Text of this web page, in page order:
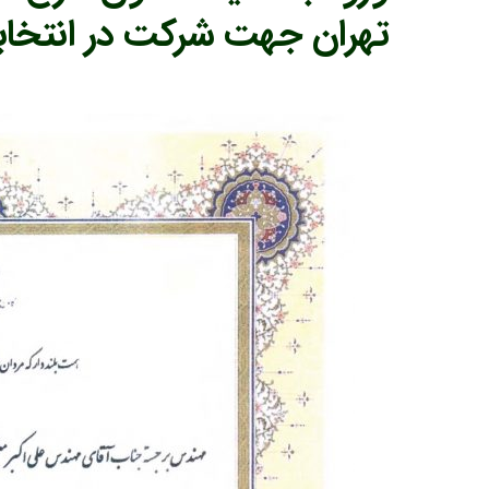
تهران جهت شرکت در